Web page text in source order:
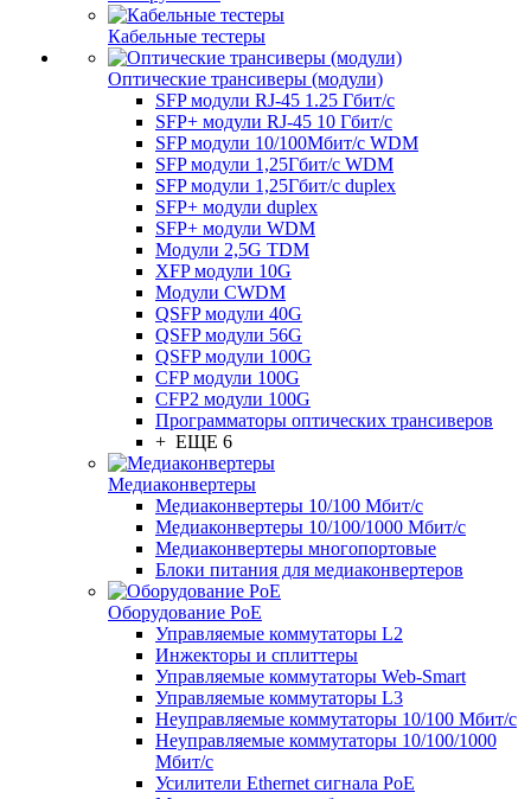
Кабельные тестеры
Оптические трансиверы (модули)
SFP модули RJ-45 1.25 Гбит/c
SFP+ модули RJ-45 10 Гбит/c
SFP модули 10/100Мбит/с WDM
SFP модули 1,25Гбит/с WDM
SFP модули 1,25Гбит/с duplex
SFP+ модули duplex
SFP+ модули WDM
Модули 2,5G TDM
XFP модули 10G
Модули CWDM
QSFP модули 40G
QSFP модули 56G
QSFP модули 100G
CFP модули 100G
CFP2 модули 100G
Программаторы оптических трансиверов
+ ЕЩЕ 6
Медиаконвертеры
Медиаконвертеры 10/100 Мбит/с
Медиаконвертеры 10/100/1000 Мбит/c
Медиаконвертеры многопортовые
Блоки питания для медиаконвертеров
Оборудование PoE
Управляемые коммутаторы L2
Инжекторы и сплиттеры
Управляемые коммутаторы Web-Smart
Управляемые коммутаторы L3
Неуправляемые коммутаторы 10/100 Мбит/с
Неуправляемые коммутаторы 10/100/1000
Мбит/с
Усилители Ethernet сигнала PoE